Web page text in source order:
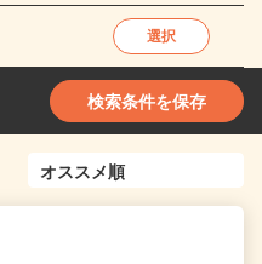
選択
検索条件を保存